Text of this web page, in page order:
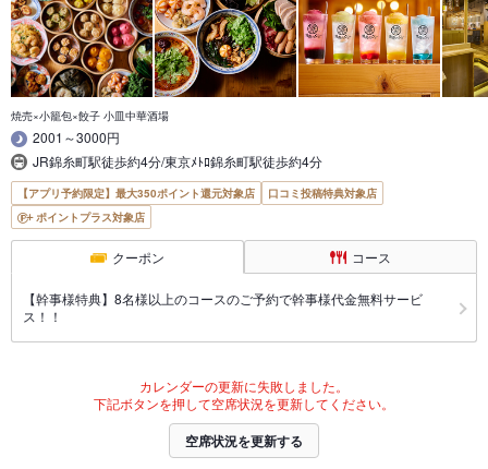
焼売×小籠包×餃子 小皿中華酒場
2001～3000円
JR錦糸町駅徒歩約4分/東京ﾒﾄﾛ錦糸町駅徒歩約4分
【アプリ予約限定】最大350ポイント還元対象店
口コミ投稿特典対象店
ポイントプラス対象店
クーポン コース
【幹事様特典】8名様以上のコースのご予約で幹事様代金無料サービ
ス！！
カレンダーの更新に失敗しました。
下記ボタンを押して空席状況を更新してください。
空席状況を更新する